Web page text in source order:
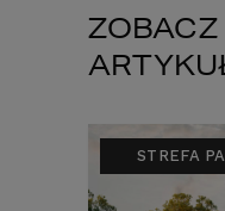
ZOBACZ
STREFA